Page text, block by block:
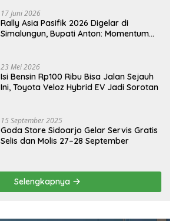
17 Juni 2026
Rally Asia Pasifik 2026 Digelar di
Simalungun, Bupati Anton: Momentum
23 Mei 2026
Isi Bensin Rp100 Ribu Bisa Jalan Sejauh
Ini, Toyota Veloz Hybrid EV Jadi Sorotan
15 September 2025
Goda Store Sidoarjo Gelar Servis Gratis
Selis dan Molis 27–28 September
Selengkapnya